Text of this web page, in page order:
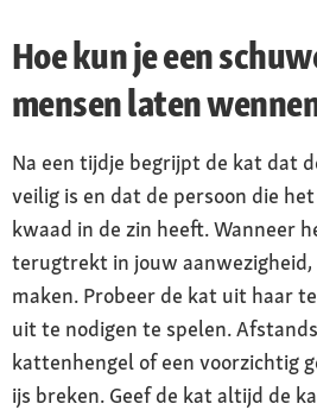
Hoe kun je een
mensen laten
Na een tijdje begrijpt de kat dat
veilig is en dat de persoon die
kwaad in de zin heeft. Wanneer
terugtrekt in jouw aanwezigheid,
maken. Probeer de kat uit haar
uit te nodigen te spelen.
kattenhengel of een voorzichtig
ijs breken. Geef de kat altijd de